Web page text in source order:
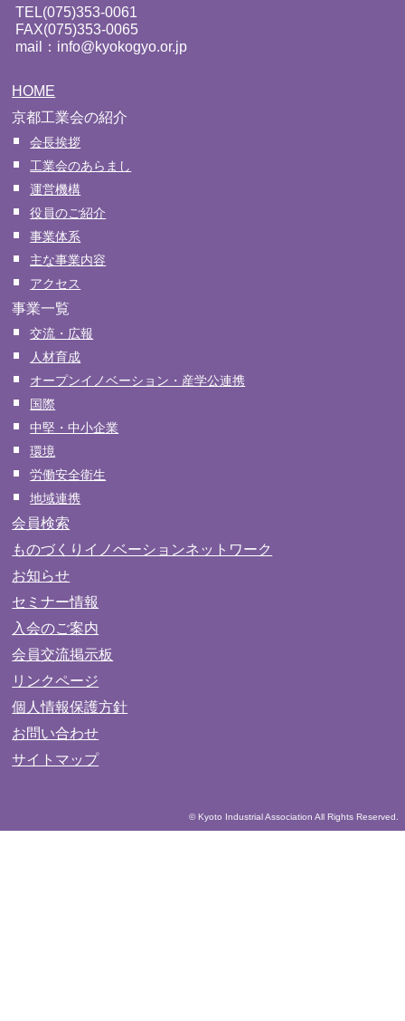
TEL(075)353-0061
FAX(075)353-0065
mail：info@kyokogyo.or.jp
HOME
京都工業会の紹介
会長挨拶
工業会のあらまし
運営機構
役員のご紹介
事業体系
主な事業内容
アクセス
事業一覧
交流・広報
人材育成
オープンイノベーション・産学公連携
国際
中堅・中小企業
環境
労働安全衛生
地域連携
会員検索
ものづくりイノベーションネットワーク
お知らせ
セミナー情報
入会のご案内
会員交流掲示板
リンクページ
個人情報保護方針
お問い合わせ
サイトマップ
© Kyoto Industrial Association All Rights Reserved.